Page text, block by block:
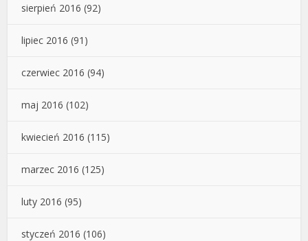
sierpień 2016 (92)
lipiec 2016 (91)
czerwiec 2016 (94)
maj 2016 (102)
kwiecień 2016 (115)
marzec 2016 (125)
luty 2016 (95)
styczeń 2016 (106)